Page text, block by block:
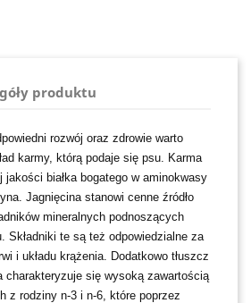
produktu
rozwój oraz zdrowie warto
karmy, którą podaje się psu. Karma
jakości białka bogatego w aminokwasy
Jagnięcina stanowi cenne źródło
mineralnych podnoszących
Składniki te są też odpowiedzialne za
i układu krążenia. Dodatkowo tłuszcz
charakteryzuje się wysoką zawartością
z rodziny n-3 i n-6, które poprzez